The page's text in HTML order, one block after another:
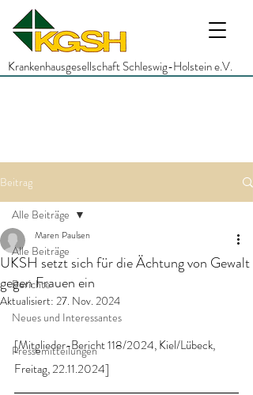
Krankenhausgesellschaft Schleswig-Holstein e.V.
Beitrag
Alle Beiträge
Berichte
Neues und Interessantes
Pressemitteilungen
Alle Beiträge
UKSH setzt sich für die Ächtung von Gewalt
gegen Frauen ein
Maren Paulsen
Aktualisiert: 27. Nov. 2024
[Mitglieder-Bericht 118/2024, Kiel/Lübeck,
Freitag, 22.11.2024]